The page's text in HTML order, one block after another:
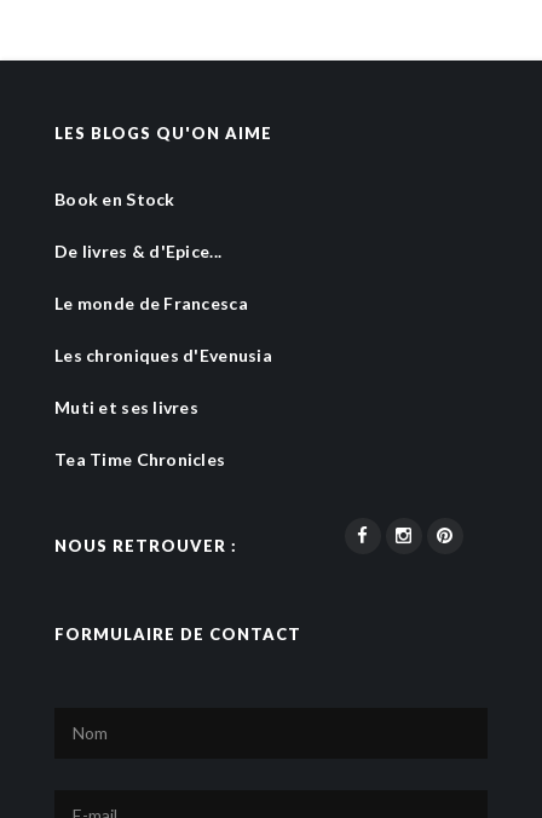
LES BLOGS QU'ON AIME
Book en Stock
De livres & d'Epice...
Le monde de Francesca
Les chroniques d'Evenusia
Muti et ses livres
Tea Time Chronicles
NOUS RETROUVER :
FORMULAIRE DE CONTACT